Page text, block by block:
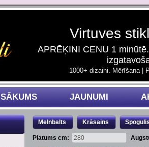
Virtuves
APRĒĶINI CENU 1
1000+ dizaini. Mērīšana |
SĀKUMS JAUNUMI
Melnbalts Krāsains
Platums cm: